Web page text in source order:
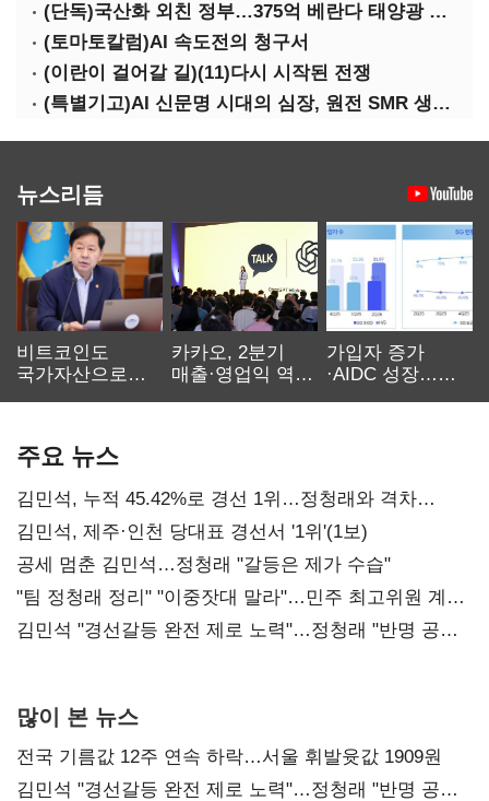
(단독)국산화 외친 정부…375억 베란다 태양광 사업엔 중국산만 남았다
(토마토칼럼)AI 속도전의 청구서
(이란이 걸어갈 길)(11)다시 시작된 전쟁
(특별기고)AI 신문명 시대의 심장, 원전 SMR 생태계 복원의 마지막 골든타임을 붙잡아라
뉴스리듬
비트코인도
국가자산으로…'
카카오, 2분기
매출·영업익 역대
가입자 증가
·AIDC 성장…
주요 뉴스
김민석, 누적 45.42%로 경선 1위…정청래와 격차
0.86%p(2보)
김민석, 제주·인천 당대표 경선서 '1위'(1보)
공세 멈춘 김민석…정청래 "갈등은 제가 수습"
"팀 정청래 정리" "이중잣대 말라"…민주 최고위원 계파
다툼 격화
김민석 "경선갈등 완전 제로 노력"…정청래 "반명 공세
많이 본 뉴스
전국 기름값 12주 연속 하락…서울 휘발윳값 1909원
김민석 "경선갈등 완전 제로 노력"…정청래 "반명 공세